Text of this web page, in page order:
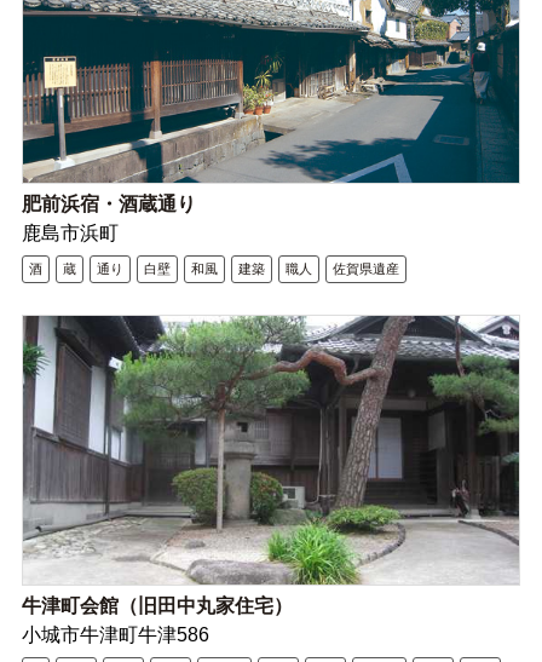
肥前浜宿・酒蔵通り
鹿島市浜町
酒 蔵 通り 白壁 和風 建築 職人 佐賀県遺産
牛津町会館（旧田中丸家住宅）
小城市牛津町牛津586